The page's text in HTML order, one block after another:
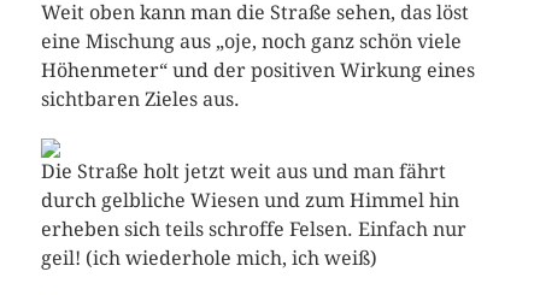
Weit oben kann man die Straße sehen, das löst
eine Mischung aus „oje, noch ganz schön viele
Höhenmeter“ und der positiven Wirkung eines
sichtbaren Zieles aus.
Die Straße holt jetzt weit aus und man fährt
durch gelbliche Wiesen und zum Himmel hin
erheben sich teils schroffe Felsen. Einfach nur
geil! (ich wiederhole mich, ich weiß)